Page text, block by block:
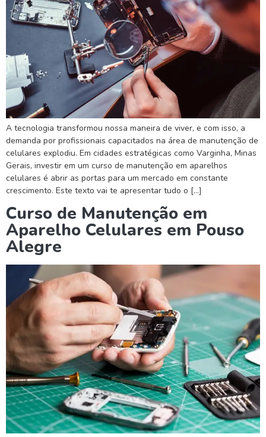
A tecnologia transformou nossa maneira de viver, e com isso, a
demanda por profissionais capacitados na área de manutenção de
celulares explodiu. Em cidades estratégicas como Varginha, Minas
Gerais, investir em um curso de manutenção em aparelhos
celulares é abrir as portas para um mercado em constante
crescimento. Este texto vai te apresentar tudo o […]
Curso de Manutenção em
Aparelho Celulares em Pouso
Alegre